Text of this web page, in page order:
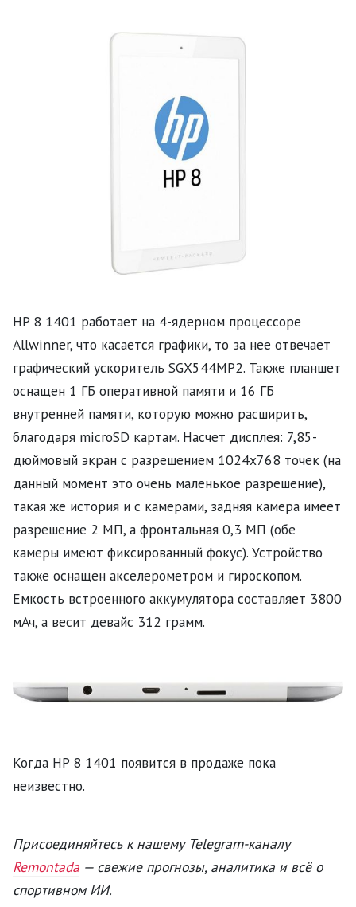
HP 8 1401 работает на 4-ядерном процессоре
Allwinner, что касается графики, то за нее отвечает
графический ускоритель SGX544MP2. Также планшет
оснащен 1 ГБ оперативной памяти и 16 ГБ
внутренней памяти, которую можно расширить,
благодаря microSD картам. Насчет дисплея: 7,85-
дюймовый экран с разрешением 1024x768 точек (на
данный момент это очень маленькое разрешение),
такая же история и с камерами, задняя камера имеет
разрешение 2 МП, а фронтальная 0,3 МП (обе
камеры имеют фиксированный фокус). Устройство
также оснащен акселерометром и гироскопом.
Емкость встроенного аккумулятора составляет 3800
мАч, а весит девайс 312 грамм.
Когда HP 8 1401 появится в продаже пока
неизвестно.
Присоединяйтесь к нашему Telegram-каналу
Remontada — свежие прогнозы, аналитика и всё о
спортивном ИИ.